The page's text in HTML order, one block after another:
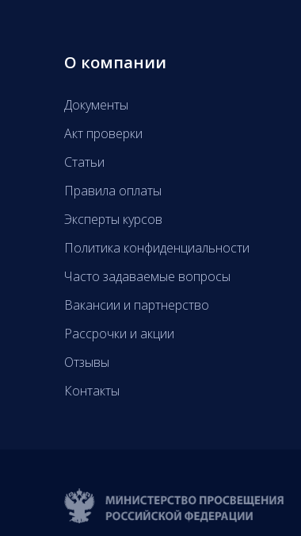
О компании
Документы
Акт проверки
Статьи
Правила оплаты
Эксперты курсов
Политика конфиденциальности
Часто задаваемые вопросы
Вакансии и партнерство
Рассрочки и акции
Отзывы
Контакты